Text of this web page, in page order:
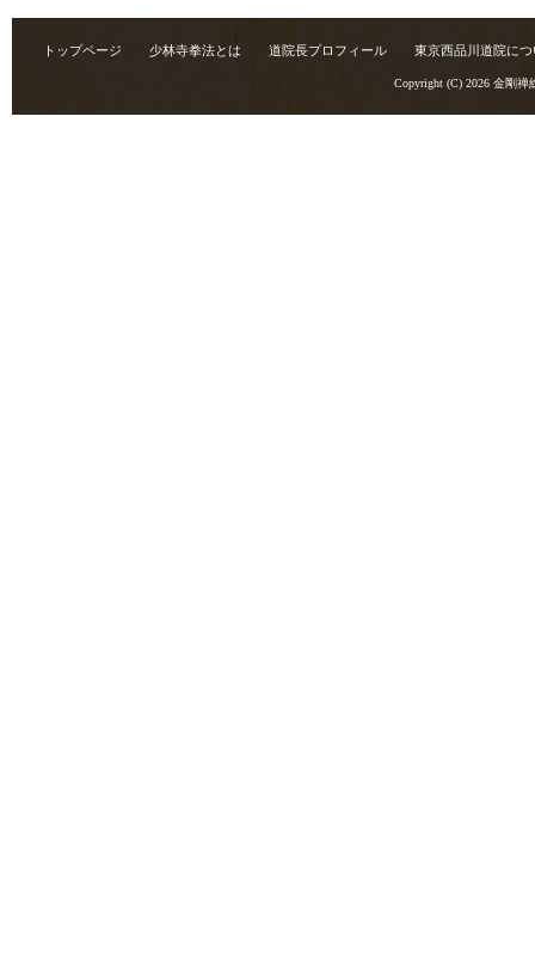
トップページ 少林寺拳法とは 道院長プロフィール 東京西品川道院につ
Copyright (C) 2026 金剛禅